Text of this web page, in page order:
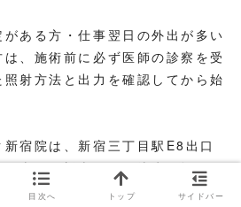
ある方・仕事翌日の外出が多い
、施術前に必ず医師の診察を受
射方法と出力を確認してから始
宿院は、新宿三丁目駅E8出口
南口・新南口から徒歩5分、
立地です。診療時間は11:00〜
目次へ トップ サイドバー